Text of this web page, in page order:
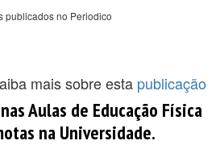
publicados no Periodico
mais sobre esta publicação
Aulas de Educação Física
na Universidade.